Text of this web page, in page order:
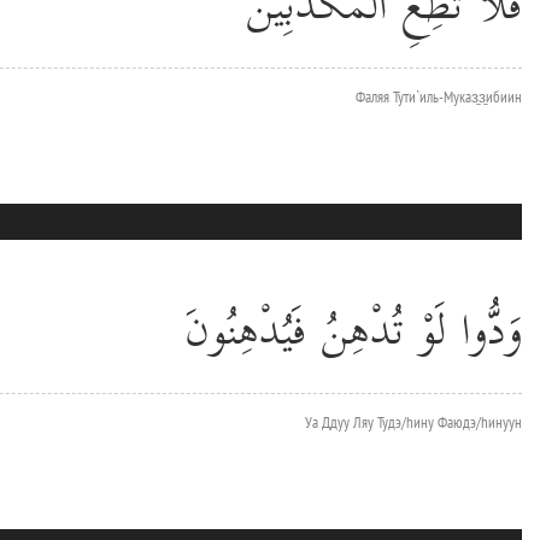
Фаляя Тути`иль-Муказ̱з̱ибиин
وَدُّوا لَوْ تُدْهِنُ فَيُدْهِنُونَ
Уа Ддуу Ляу Тудэ/hину Фаюдэ/hинуун